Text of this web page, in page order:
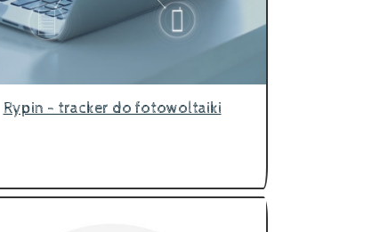
Rypin - tracker do fotowoltaiki